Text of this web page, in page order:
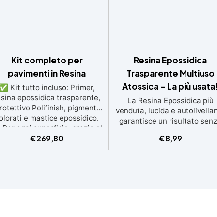
Kit completo per
pavimenti in Resina
✅ Kit tutto incluso: Primer,
epossidica trasparente,
Polifinish, pigmenti
e mastice epossidico.
Per ogni superficie: grazie al
universale è applicabile
su calcestruzzo, piastrelle e
€269,80
Resina Epossidica
Trasparente Multiuso
Atossica – La più
La Resina Epossidica più
venduta, lucida e
garantisce un risultato
opere artistiche, tavoli e
creazioni con colate da 1
€8,99